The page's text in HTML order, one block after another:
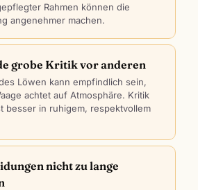
Rahmen können die
angenehmer machen.
grobe Kritik vor anderen
Löwen kann empfindlich sein,
achtet auf Atmosphäre. Kritik
besser in ruhigem, respektvollem
nicht zu lange